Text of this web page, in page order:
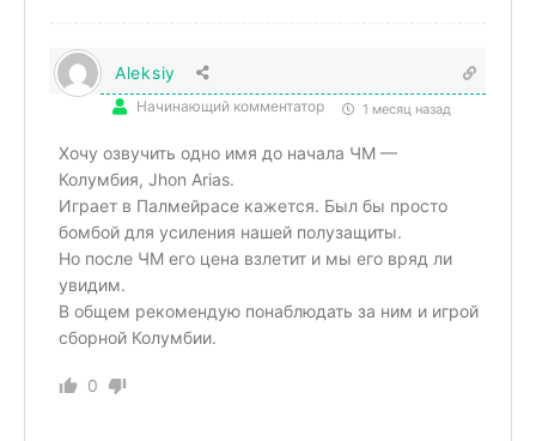
Aleksiy
Начинающий комментатор 1 месяц назад
Хочу озвучить одно имя до начала ЧМ —
Колумбия, Jhon Arias.
Играет в Палмейрасе кажется. Был бы просто
бомбой для усиления нашей полузащиты.
Но после ЧМ его цена взлетит и мы его вряд ли
увидим.
В общем рекомендую понаблюдать за ним и игрой
сборной Колумбии.
0